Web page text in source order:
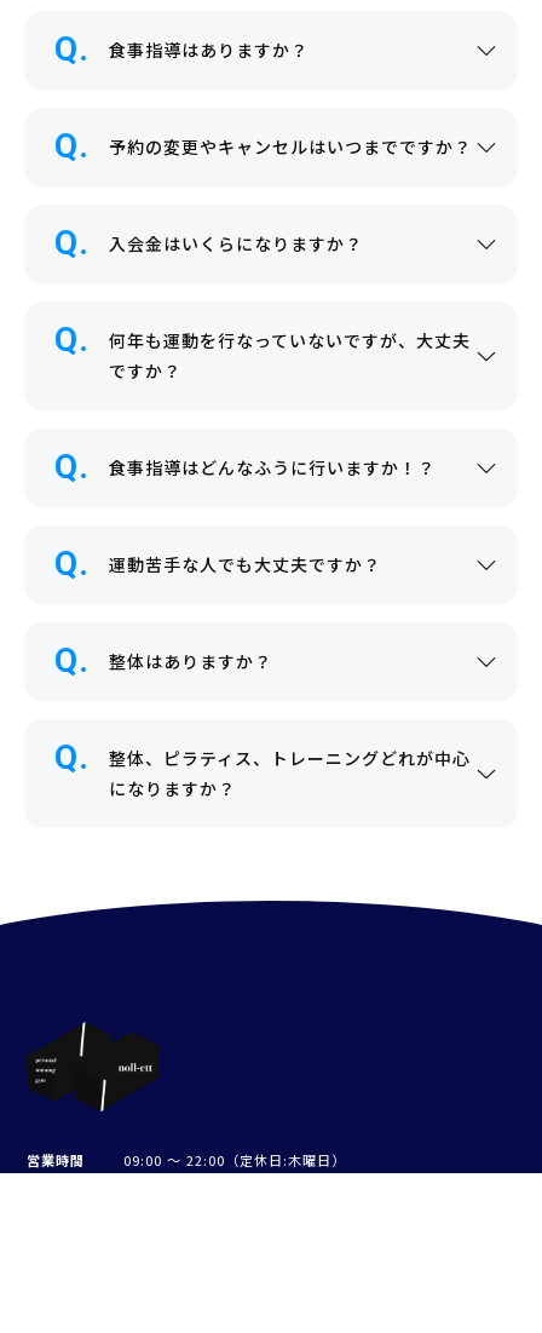
食事指導はありますか？
予約の変更やキャンセルはいつまでですか？
入会金はいくらになりますか？
何年も運動を行なっていないですが、大丈夫
ですか？
食事指導はどんなふうに行いますか！？
運動苦手な人でも大丈夫ですか？
整体はありますか？
整体、ピラティス、トレーニングどれが中心
になりますか？
営業時間
09:00 〜 22:00（定休日:木曜日）